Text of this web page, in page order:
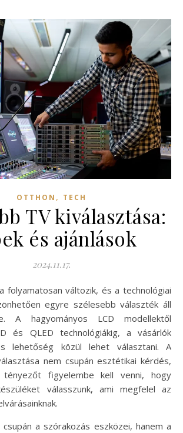
OTTHON , TECH
TV kiválasztása:
és ajánlások
2024.11.17.
egyre szélesebb választék áll
A hagyományos LCD modellektől
és QLED technológiákig, a vásárlók
lehetőség közül lehet választani. A
nem csupán esztétikai kérdés,
tényezőt figyelembe kell venni, hogy
válasszunk, ami megfelel az
a szórakozás eszközei, hanem a